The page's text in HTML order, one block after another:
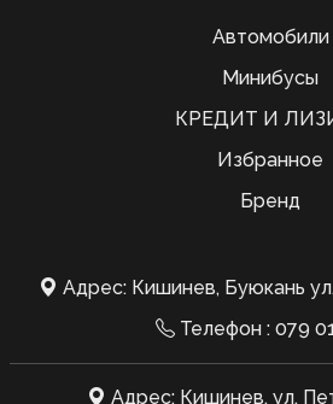
Автомобили
Минибусы
КРЕДИТ И
Избранное
Бренд
Адрес: Кишинев, Буюкань
Телефон : 079
Адрес: Кишинев, ул.